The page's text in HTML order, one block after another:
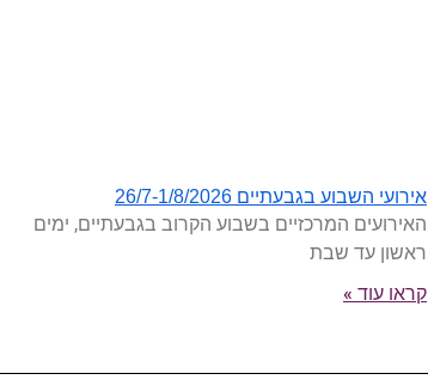
אירועי השבוע בגבעתיים 26/7-1/8/2026
האירועים המרכזיים בשבוע הקרוב בגבעתיים, ימים
ראשון עד שבת
קראו עוד »